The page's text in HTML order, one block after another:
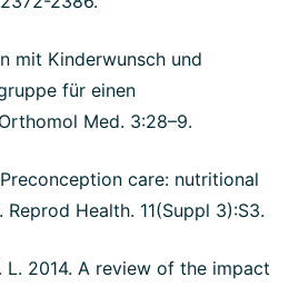
mit Kinderwunsch und
für einen
Med. 3:28–9.
care: nutritional
Health. 11(Suppl 3):S3.
L. 2014. A review of the impact